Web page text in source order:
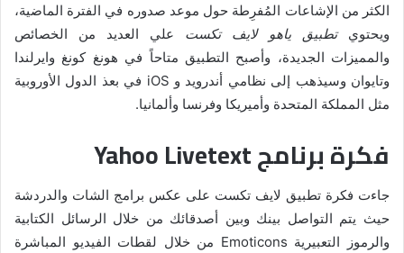
الكثر من الإشاعات المُفرِطة حول موعد صدوره في الفترة الماضية،
ويحتويتطبيق ياهو لايف تكست علي العديد من الخصائص
والمميزات الجديدة، وأصبح التطبيق متاحاً في هونغ كونغ وايرلندا
وتايوان وسيذهب إلى نظامي أندرويد و iOS في بعذ الدول الأوروبية
مثل المملكة المتحدة وأميريكا وفرنسا وألمانيا.
فكرة برنامج Yahoo Livetext
جاءت فكرة تطبيق لايف تكست على عكس برامج الشات والدردشة
حيث يتم التواصل بينك وبين أصدقائك من خلال الرسائل الكتابية
والرموز التعبيرية Emoticons من خلال لقطات الفيديو المباشرة